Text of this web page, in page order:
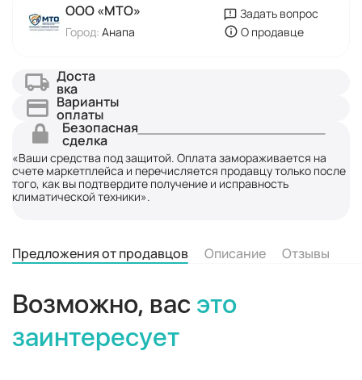
ООО «МТО»
Город: Анапа
Задать вопрос
О продавце
Доста
вка
Варианты
оплаты
Безопасная
сделка
«Ваши средства под защитой. Оплата замораживается на
счете маркетплейса и перечисляется продавцу только после
того, как вы подтвердите получение и исправность
климатической техники».
Предложения от продавцов Описание Отзывы
Возможно, вас это
заинтересует